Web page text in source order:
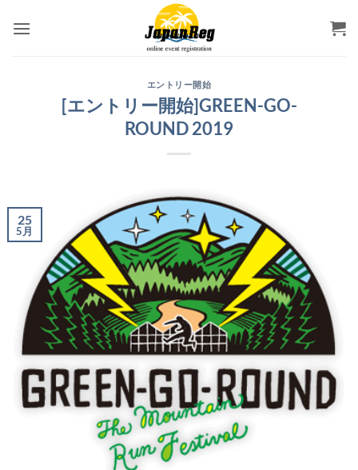
エントリー開始
[エントリー開始]GREEN-GO-
ROUND 2019
25
5月